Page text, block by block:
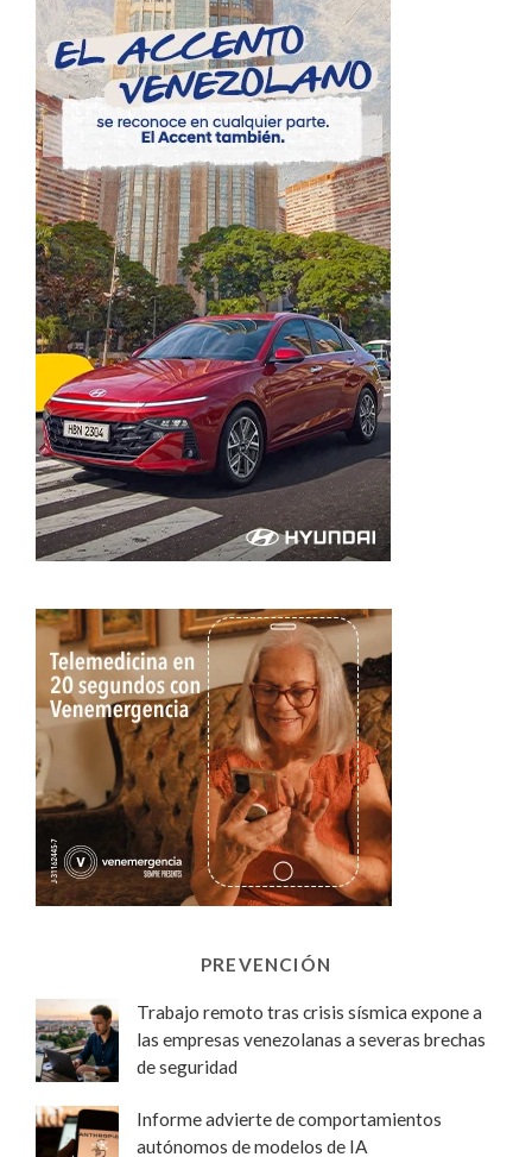
PREVENCIÓN
Trabajo remoto tras crisis sísmica expone a
las empresas venezolanas a severas brechas
de seguridad
Informe advierte de comportamientos
autónomos de modelos de IA